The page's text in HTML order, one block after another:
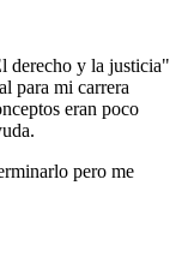
derecho y la justicia"
para mi carrera
eran poco
pero me